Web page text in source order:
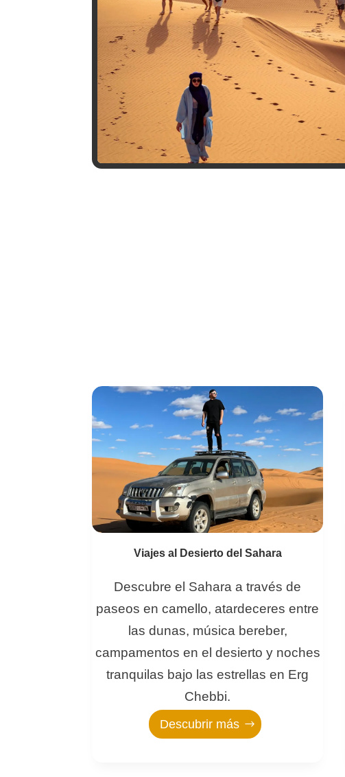
Viajes al Desierto del Sahara
Descubre el Sahara a través de
paseos en camello, atardeceres entre
las dunas, música bereber,
campamentos en el desierto y noches
tranquilas bajo las estrellas en Erg
Chebbi.
Descubrir más